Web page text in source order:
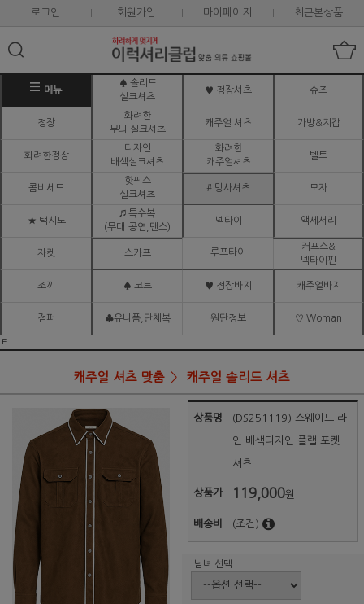
로그인 회원가입 마이페이지 최근본상품
메뉴
♠ 솔리드
실크셔츠
♥ 정장셔츠 슈즈
정장
화려한
무늬 실크셔츠
캐주얼 셔츠 가방&지갑
화려한정장
디자인
배색실크셔츠
화려한
캐주얼셔츠
벨트
콤비세트
핫픽스
실크셔츠
# 망사셔츠 모자
★ 턱시도
♬ 특수복
(무대.공연,댄스)
넥타이 액세서리
자켓 스카프 루프타이
커프스&
넥타이핀
조끼 ♠ 코트 ♥ 정장바지 캐주얼바지
점퍼 ♣유니폼,단체복 원단정보 ♡ Woman
ㅌ
캐주얼 셔츠 맞춤 캐주얼 솔리드 셔츠
상품명 (DS251119) 스웨이드 라
인 배색디자인 플랩 포켓
셔츠
상품가 119,000원
배송비 (조건)
남녀 선택